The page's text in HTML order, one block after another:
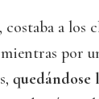
a los
por
quedándose